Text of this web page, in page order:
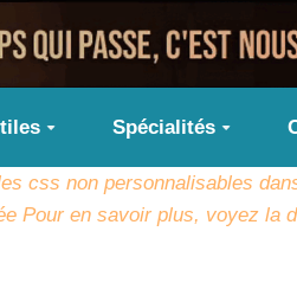
Spécialités
css non personnalisables
Pour en savoir plus, voyez la